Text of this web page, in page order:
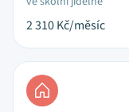
2 310Kč/měsíc